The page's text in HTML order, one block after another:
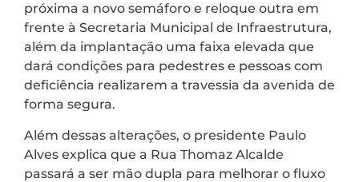
próxima a novo semáforo e reloque outra em
frente à Secretaria Municipal de Infraestrutura,
além da implantação uma faixa elevada que
dará condições para pedestres e pessoas com
deficiência realizarem a travessia da avenida de
forma segura.
Além dessas alterações, o presidente Paulo
Alves explica que a Rua Thomaz Alcalde
passará a ser mão dupla para melhorar o fluxo